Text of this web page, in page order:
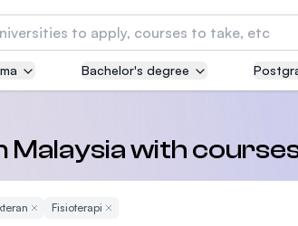
Asia Pacific University of
Well-known for Computer Science, IT
courses
International Medical University
Bachelor's degree
Malaysia with
Remove Filter
Fisioterapi Remove Filter